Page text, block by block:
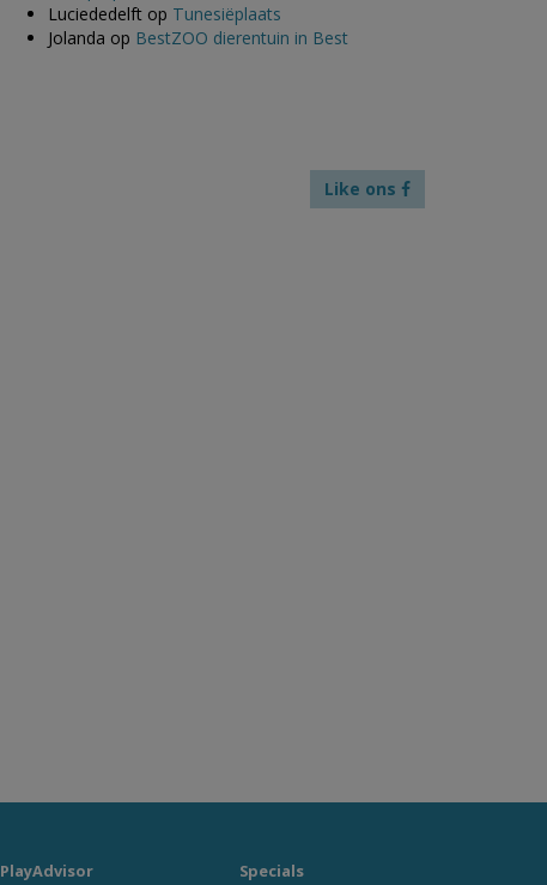
Luciededelft op Tunesiëplaats
Jolanda op BestZOO dierentuin in Best
Like ons
PlayAdvisor Specials